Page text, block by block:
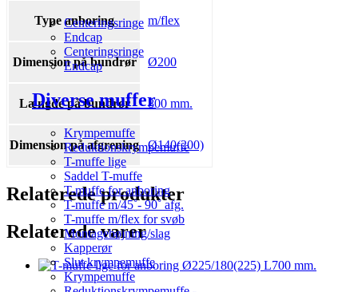
Centeringsringe
Endcap
Centeringsringe
Endcap
Diverse muffer
Krympemuffe
Reduktionskrympemuffe
T-muffe lige
Saddel T-muffe
T-muffe for anboring
T-muffe m/45˚- 90˚ afg.
T-muffe m/flex for svøb
Montagebøjning/slag
Kapperør
Slut krympemuffe
Krympemuffe
Type anboring m/flex
Dimension på bundrør Ø200
Længde på bundrør 800 mm.
Dimension på afgrening Ø140(200)
Relaterede produkter
Relaterede varer